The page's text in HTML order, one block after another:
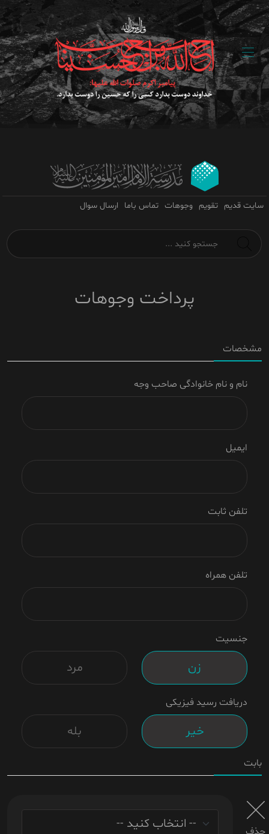
سایت قدیم تقویم وجوهات تماس باما ارسال سوال
پرداخت وجوهات
مشخصات
نام و نام خانوادگی صاحب وجه
ایمیل
تلفن ثابت
تلفن همراه
جنسیت
زن مرد
دریافت رسید فیزیکی
خیر بله
بابت